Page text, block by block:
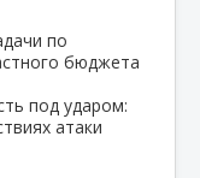
по
бюджета
под ударом:
атаки